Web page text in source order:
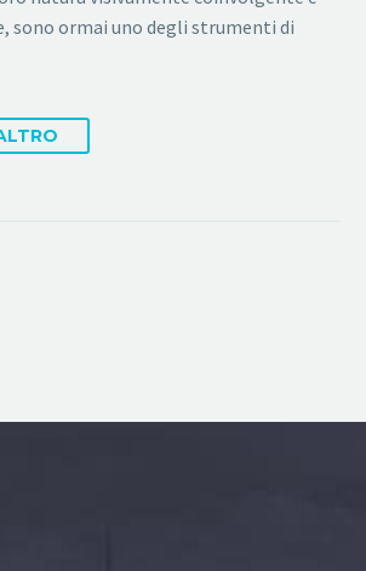
sono ormai uno degli strumenti di